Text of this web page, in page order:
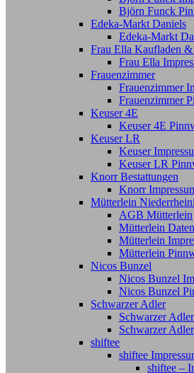
Björn Funck
Edeka-Markt Daniels
Edeka-Markt
Frau Ella Kaufladen
Frau Ella
Frauenzimmer
Frauenzimmer
Frauenzimmer
Keuser 4E
Keuser 4E
Keuser LR
Keuser
Keuser LR
Knorr Bestattungen
Knorr
Mütterlein
AGB Mütterlein
Mütterlein
Mütterlein
Mütterlein
Nicos Bunzel
Nicos Bunzel
Nicos Bunzel
Schwarzer Adler
Schwarzer
Schwarzer
shiftee
shiftee
shiftee –